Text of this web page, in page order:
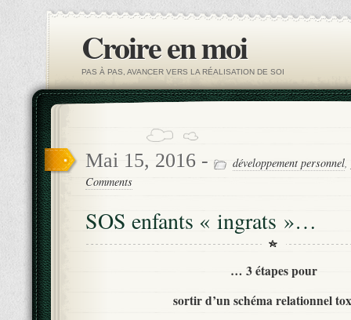
Croire en moi
PAS À PAS, AVANCER VERS LA RÉALISATION DE SOI
Mai 15, 2016 - développement personnel,
Comments
SOS enfants « ingrats »…
… 3 étapes pour
sortird’un schéma relationnel